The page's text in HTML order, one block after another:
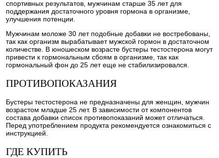
спортивных результатов, мужчинам старше 35 лет для
поддержания достаточного уровня гормона в организме,
улучшения потенции.
Мужчинам моложе 30 лет подобные добавки не востребованы,
так как организм вырабатывает мужской гормон в достаточном
количестве. В юношеском возрасте бустеры тестостерона могут
привести к гормональным сбоям в организме, так как
гормональный фон до 25 лет еще не стабилизировался.
ПРОТИВОПОКАЗАНИЯ
Бустеры тестостерона не предназначены для женщин, мужчин
возрастом младше 25 лет. В зависимости от компонентов
состава добавки список противопоказаний может отличаться.
Перед употреблением продукта рекомендуется ознакомиться с
инструкцией.
ГДЕ КУПИТЬ